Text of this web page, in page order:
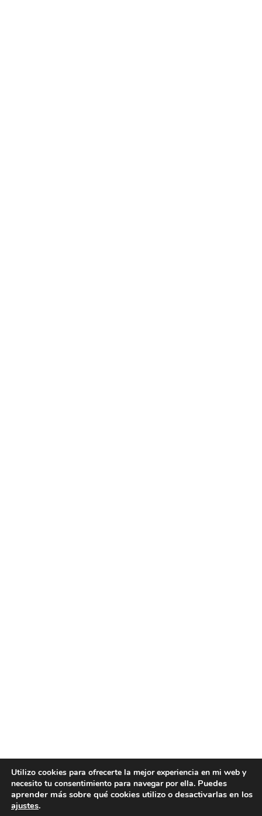
Utilizo cookies para ofrecerte la mejor experiencia en mi web y
necesito tu consentimiento para navegar por ella. Puedes
aprender más sobre qué cookies utilizo o desactivarlas en los
ajustes.